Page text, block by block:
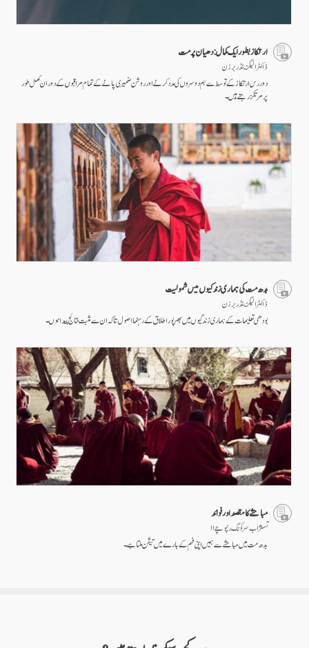
ارتکاز بطور ایک کمال: دھیان پرمت
ڈاکٹر الیگزینڈر برزن
دور رس ارتکاز کے توسط سے ہم دوسروں کی مدد کرنے اور روشن ضمیری پانے کے تمام مراقبوں کے دوران مکمل طور
پر مرتکز رہتے ہیں۔
بدھ مت کی ہماری زندگیوں میں شمولیت
ڈاکٹر الیگزینڈر برزن
بودھی تعلیمات کے ہماری زندگیوں میں بھرپور اطلاق کے رہنما اصول تا کہ ان سے مثبت نتائج پیدا ہوں۔
مباحثے کا مقصد اور فوائد
تسنژاب سرکونگ رنپوچے ۱۱
بدھ مت میں مباحثے سے ہمیں اپنی فہم کے بارے میں تیقّن ملتا ہے۔